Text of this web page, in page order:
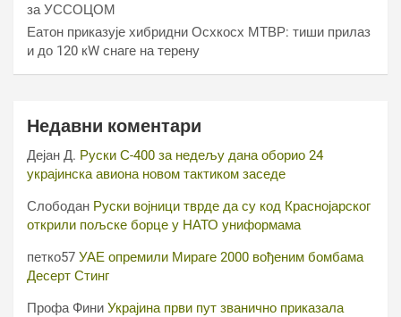
за УССОЦОМ
Еатон приказује хибридни Осхкосх МТВР: тиши прилаз
и до 120 кW снаге на терену
Недавни коментари
Дејан Д. Руски С-400 за недељу дана оборио 24
украјинска авиона новом тактиком заседе
Слободан Руски војници тврде да су код Краснојарског
открили пољске борце у НАТО униформама
петко57 УАЕ опремили Мираге 2000 вођеним бомбама
Десерт Стинг
Профа Фини Украјина први пут званично приказала